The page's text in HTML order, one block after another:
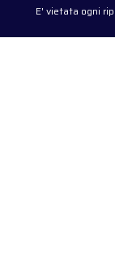
E' vietata ogni